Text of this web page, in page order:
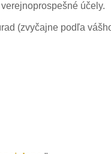
účely.
(zvyčajne podľa